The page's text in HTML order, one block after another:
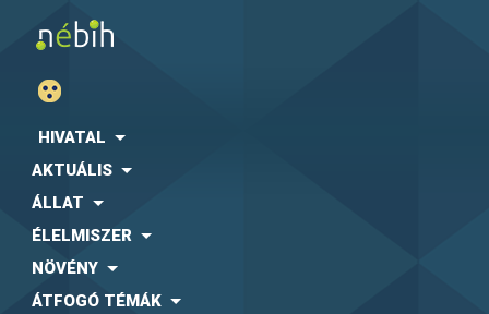
HIVATAL
AKTUÁLIS
ÁLLAT
ÉLELMISZER
NÖVÉNY
ÁTFOGÓ TÉMÁK